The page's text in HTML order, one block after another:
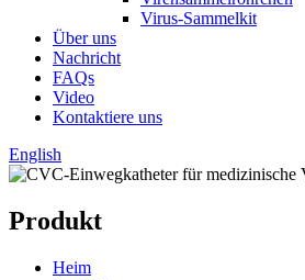
Virus-Sammelkit
Über uns
Nachricht
FAQs
Video
Kontaktiere uns
English
Produkt
Heim